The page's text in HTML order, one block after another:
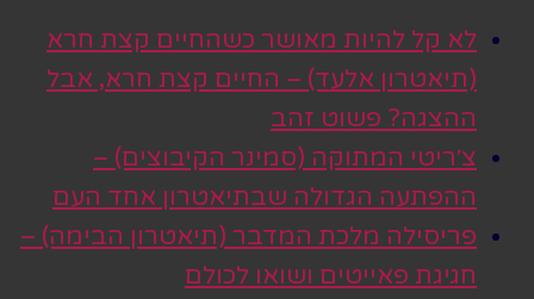
לא קל להיות מאושר כשהחיים קצת חרא
(תיאטרון אלעד) – החיים קצת חרא, אבל
ההצגה? פשוט זהב
צ׳ריטי המתוקה (סמינר הקיבוצים) –
ההפתעה הגדולה שבתיאטרון אחד העם
פריסילה מלכת המדבר (תיאטרון הבימה) –
חגיגת פאייטים ושואו לכולם